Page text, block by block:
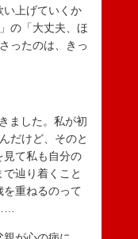
い上げていくか
の「大丈夫、ほ
ったのは、きっ
ました。私が初
だけど、そのと
見て私も自分の
辿り着くこと
重ねるのって